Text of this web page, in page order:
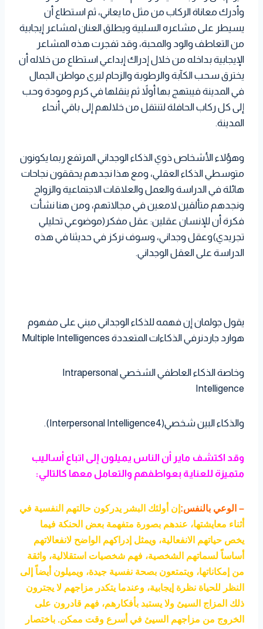
وأدرك معاناة الركاب من مثل ما يعاني، ثم استطاع أن
يسيطر على مشاعره السلبية ويطلق العنان لمشاعر إيجابية
من التعاطف والود والمحبة، وقد تفجرت هذه المشاعر
الإيجابية بداخله من خلال إدراك إبداعي استطاع من خلاله أن
يخترق سحب الكآبة والرطوبة والزحام ليرى مواطن الجمال
في المدينة فيبتهج بها أولاً ثم ينقلها في كرم ومودة وحب
إلى كل ركاب الحافلة لتنتقل من خلالهم إلى باقي أنحاء
المدينة.
وهؤلاء الأشخاص ذوي الذكاء الوجداني المرتفع ربما يكونون
متوسطي الذكاء العقلي، ومع هذا نجدهم يحققون نجاحات
هائلة في الدراسة والعمل والعلاقات الاجتماعية والزواج
ونجدهم متألقين لامعين في مجالاتهم، ومن هنا نشأت
فكرة أن للإنسان عقلين: عقل مفكر(موضوعي تحليلي
تجريدي)وعقل وجداني، وسوف نركز في حديثنا في هذه
الدراسة على العقل الوجداني.
يقول جولمان إن فهمه للذكاء الوجداني مبني على مفهوم
هوارد جاردنرفي الذكاءات المتعددة Multiple Intelligences
وخاصة الذكاء العاطفي الشخصي Intrapersonal
Intelligence
والذكاء البين شخصي(Interpersonal Intelligence4).
وقد اكتشف ماير أن الناس يميلون إلى اتباع أساليب
متميزة للعناية بعواطفهم والتعامل معها كالتالي:
– الوعي بالنفس: إن أولئك البشر يدركون حالتهم النفسية في
أثناء معايشتها، عندهم بصورة متفهمة بعض الحنكة فيما
يخص حياتهم الانفعالية، ويمثل إدراكهم الواضح لانفعالاتهم
أساساً لسماتهم الشخصية، فهم شخصيات استقلالية، واثقة
من إمكاناتها، ويتمتعون بصحة نفسية جيدة، ويميلون أيضاً إلى
النظر للحياة نظرة إيجابية، وعندما يتكدر مزاجهم لا يجترون
ذلك المزاج السيئ ولا يستبد بأفكارهم، فهم قادرون على
الخروج من مزاجهم السيئ في أسرع وقت ممكن. باختصار